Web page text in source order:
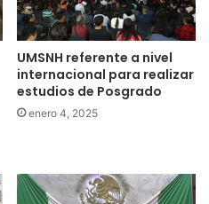
UMSNH referente a nivel
internacional para realizar
estudios de Posgrado
enero 4, 2025